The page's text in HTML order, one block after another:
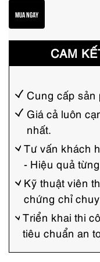
MUA NGAY
CAM
Cung cấp sản
Giá cả luôn
nhất.
Tư vấn khách
- Hiệu quả
Kỹ thuật viên
chứng chỉ
Triển khai thi
tiêu chuẩn an